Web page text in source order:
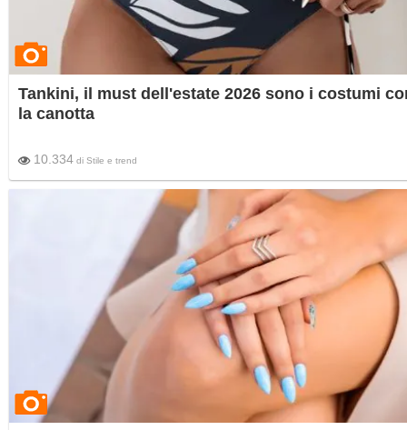
Tankini, il must dell'estate 2026 sono i costumi
la canotta
10.334 di Stile e trend